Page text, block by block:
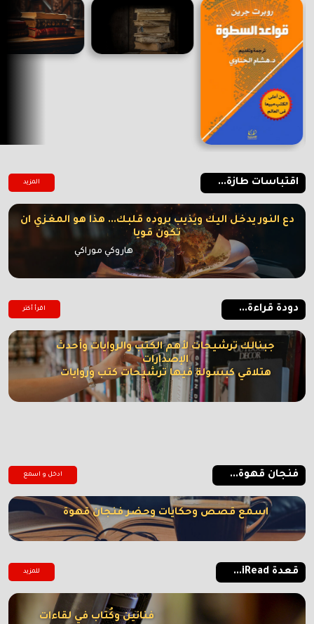
اقتباسات طازة... المزيد
دع النور يدخل اليك ويذيب بروده قلبك... هذا هو المغزي ان
تكون قويا
هاروكي موراكي
دودة قراءة... اقرأ أكتر
جبنالك ترشيحات لأهم الكتب والروايات وأحدث
الإصدارات
هتلاقي كبسولة فيها ترشيحات كتب وروايات
فنجان قهوة... ادخل و اسمع
اسمع قصص وحكايات وحضر فنجان قهوة
قعدة iRead... للمزيد
فنانين وكُتاب في لقاءات